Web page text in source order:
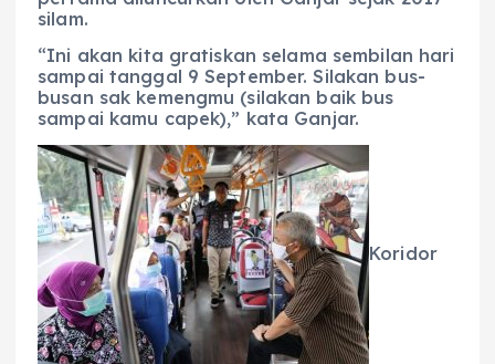
silam.
“Ini akan kita gratiskan selama sembilan hari
sampai tanggal 9 September. Silakan bus-
busan sak kemengmu (silakan baik bus
sampai kamu capek),” kata Ganjar.
Koridor